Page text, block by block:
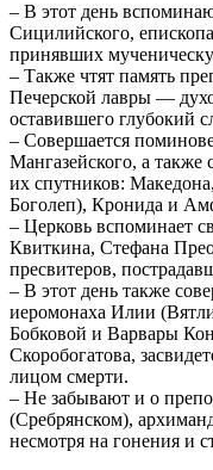
– В этот день
Сицилийского,
принявших
– Также чтят память
Печерской лавры —
оставившего глубокий
– Совершается
Мангазейского, а
их спутников:
Боголеп), Кронида и
– Церковь вспоминает
Квиткина, Стефана
пресвитеров,
– В этот день также
иеромонаха Илии
Бобковой и Варвары
Скоробогатова,
лицом смерти.
– Не забывают и о
(Сребрянском),
несмотря на гонения и